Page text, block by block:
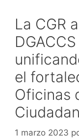
La CGR
el
Oficinas
1 marzo 2023